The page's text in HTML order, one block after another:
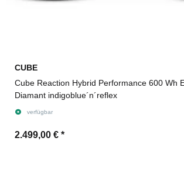
CUBE
Cube Reaction Hybrid Performance 600 Wh
Diamant indigoblue´n´reflex
verfügbar
2.499,00 € *